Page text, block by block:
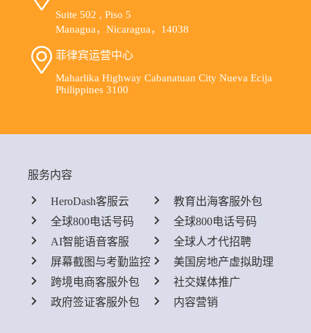
Suite 502 , Piso 5
Managua，Nicaragua，14038
菲律宾运营中心
Maharlika Highway Cabanatuan City Nueva Ecija
Philippines 3100
服务内容
HeroDash客服云
全球800电话号码
AI智能语音客服
屏幕截图与考勤监控
跨境电商客服外包
政府签证客服外包
教育出海客服外包
全球800电话号码
全球人才代招聘
美国房地产虚拟助理
社交媒体推广
内容营销